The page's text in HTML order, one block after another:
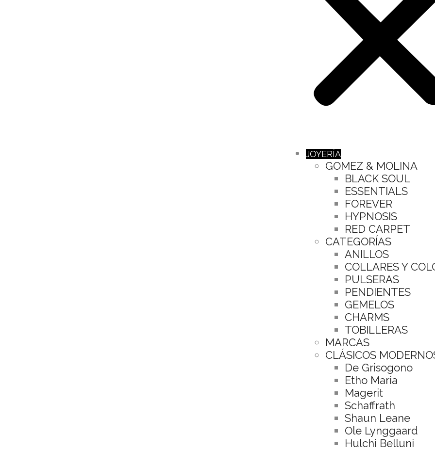
JOYERÍA
GOMEZ & MOLINA
BLACK SOUL
ESSENTIALS
FOREVER
HYPNOSIS
RED CARPET
CATEGORÍAS
ANILLOS
COLLARES Y
PULSERAS
PENDIENTES
GEMELOS
CHARMS
TOBILLERAS
MARCAS
CLÁSICOS
De Grisogono
Etho Maria
Magerit
Schaffrath
Shaun Leane
Ole Lynggaard
Hulchi Belluni